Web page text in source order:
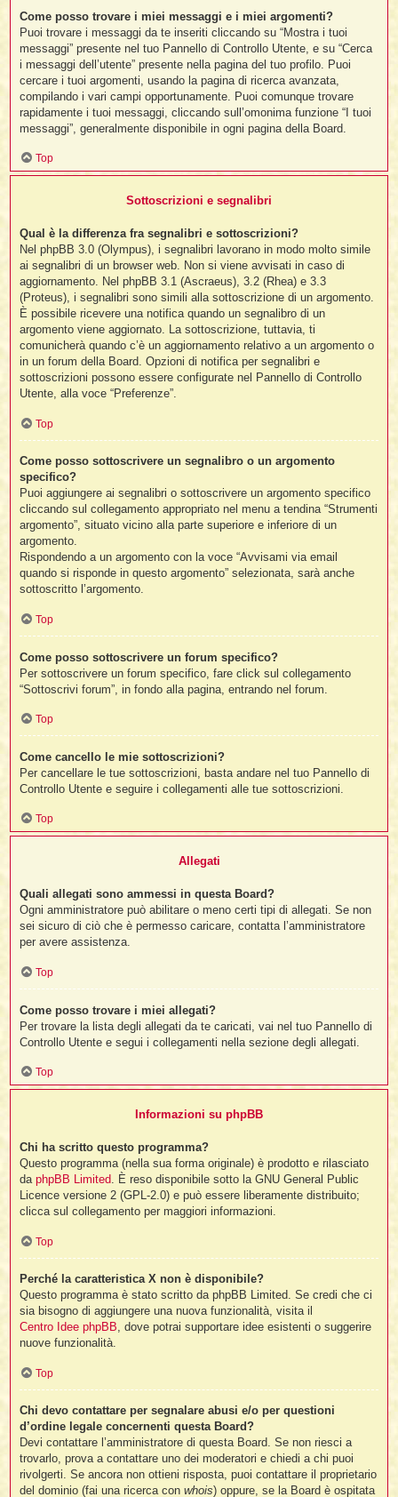
Come posso trovare i miei messaggi e i miei argomenti?
Puoi trovare i messaggi da te inseriti cliccando su “Mostra i tuoi
messaggi” presente nel tuo Pannello di Controllo Utente, e su “Cerca
i messaggi dell’utente” presente nella pagina del tuo profilo. Puoi
cercare i tuoi argomenti, usando la pagina di ricerca avanzata,
compilando i vari campi opportunamente. Puoi comunque trovare
rapidamente i tuoi messaggi, cliccando sull’omonima funzione “I tuoi
messaggi”, generalmente disponibile in ogni pagina della Board.
Top
Sottoscrizioni e segnalibri
Qual è la differenza fra segnalibri e sottoscrizioni?
Nel phpBB 3.0 (Olympus), i segnalibri lavorano in modo molto simile
ai segnalibri di un browser web. Non si viene avvisati in caso di
aggiornamento. Nel phpBB 3.1 (Ascraeus), 3.2 (Rhea) e 3.3
(Proteus), i segnalibri sono simili alla sottoscrizione di un argomento.
È possibile ricevere una notifica quando un segnalibro di un
argomento viene aggiornato. La sottoscrizione, tuttavia, ti
comunicherà quando c’è un aggiornamento relativo a un argomento o
in un forum della Board. Opzioni di notifica per segnalibri e
sottoscrizioni possono essere configurate nel Pannello di Controllo
Utente, alla voce “Preferenze”.
Top
Come posso sottoscrivere un segnalibro o un argomento
specifico?
Puoi aggiungere ai segnalibri o sottoscrivere un argomento specifico
cliccando sul collegamento appropriato nel menu a tendina “Strumenti
argomento”, situato vicino alla parte superiore e inferiore di un
argomento.
Rispondendo a un argomento con la voce “Avvisami via email
quando si risponde in questo argomento” selezionata, sarà anche
sottoscritto l’argomento.
Top
Come posso sottoscrivere un forum specifico?
Per sottoscrivere un forum specifico, fare click sul collegamento
“Sottoscrivi forum”, in fondo alla pagina, entrando nel forum.
Top
Come cancello le mie sottoscrizioni?
Per cancellare le tue sottoscrizioni, basta andare nel tuo Pannello di
Controllo Utente e seguire i collegamenti alle tue sottoscrizioni.
Top
Allegati
Quali allegati sono ammessi in questa Board?
Ogni amministratore può abilitare o meno certi tipi di allegati. Se non
sei sicuro di ciò che è permesso caricare, contatta l’amministratore
per avere assistenza.
Top
Come posso trovare i miei allegati?
Per trovare la lista degli allegati da te caricati, vai nel tuo Pannello di
Controllo Utente e segui i collegamenti nella sezione degli allegati.
Top
Informazioni su phpBB
Chi ha scritto questo programma?
Questo programma (nella sua forma originale) è prodotto e rilasciato
daphpBB Limited. È reso disponibile sotto la GNU General Public
Licence versione 2 (GPL-2.0) e può essere liberamente distribuito;
clicca sul collegamento per maggiori informazioni.
Top
Perché la caratteristica X non è disponibile?
Questo programma è stato scritto da phpBB Limited. Se credi che ci
sia bisogno di aggiungere una nuova funzionalità, visita il
Centro Idee phpBB, dove potrai supportare idee esistenti o suggerire
nuove funzionalità.
Top
Chi devo contattare per segnalare abusi e/o per questioni
d’ordine legale concernenti questa Board?
Devi contattare l’amministratore di questa Board. Se non riesci a
trovarlo, prova a contattare uno dei moderatori e chiedi a chi puoi
rivolgerti. Se ancora non ottieni risposta, puoi contattare il proprietario
del dominio (fai una ricerca conwhois) oppure, se la Board è ospitata